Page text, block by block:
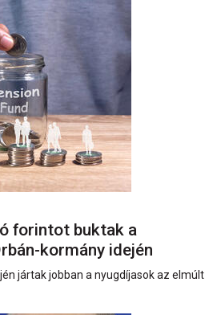
forintot buktak a
kormány idején
jártak jobban a nyugdíjasok az elmúlt